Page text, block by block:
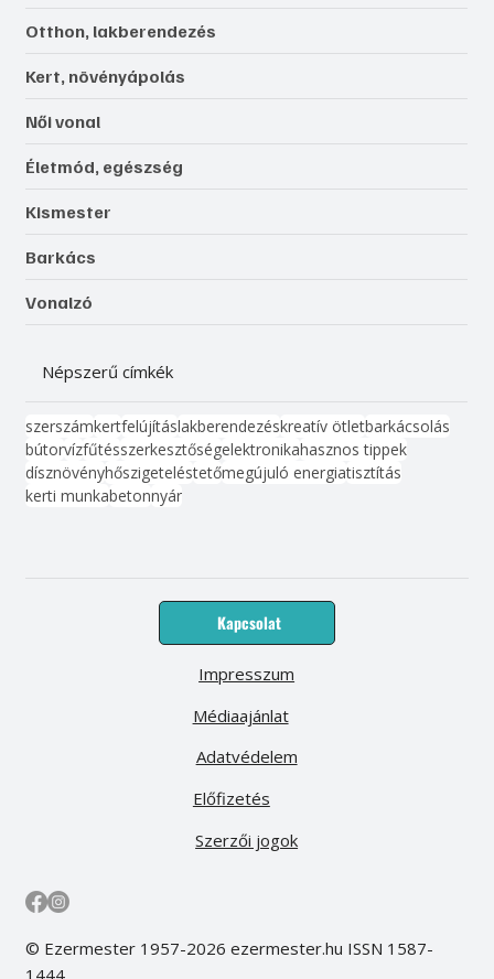
Otthon, lakberendezés
Kert, növényápolás
Női vonal
Életmód, egészség
Kismester
Barkács
Vonalzó
Népszerű címkék
szerszámkertfelújításlakberendezéskreatív ötletbarkácsolás
bútorvízfűtésszerkesztőségelektronikahasznos tippek
dísznövényhőszigeteléstetőmegújuló energiatisztítás
kerti munkabetonnyár
Kapcsolat
Médiaajánlat
Előfizetés
Impresszum
Adatvédelem
Szerzői jogok
© Ezermester 1957-2026 ezermester.hu ISSN 1587-
1444